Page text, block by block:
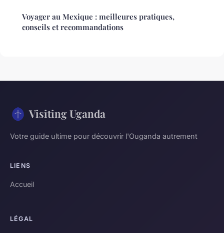
Voyager au Mexique : meilleures pratiques,
conseils et recommandations
Visiting Uganda
Votre guide ultime pour découvrir l'Ouganda autrement
LIENS
Accueil
LÉGAL